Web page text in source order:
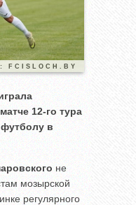
FCISLOCH.BY
12-го тура
в
не
мозырской
регулярного